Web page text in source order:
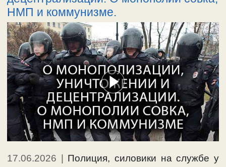
НМП и коммунизме.
17.06.2026 | Полиция, силовики на службе у